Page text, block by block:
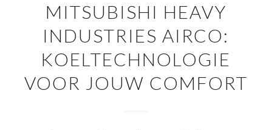
MITSUBISHI HEAVY
INDUSTRIES AIRCO:
KOELTECHNOLOGIE
VOOR JOUW COMFORT